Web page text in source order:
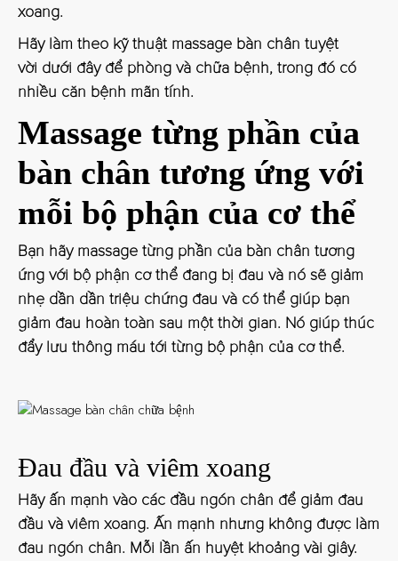
xoang.
Hãy làm theo kỹ thuật massage bàn chân tuyệt
vời dưới đây để phòng và chữa bệnh, trong đó có
nhiều căn bệnh mãn tính.
Massage từng phần của
bàn chân tương ứng với
mỗi bộ phận của cơ thể
Bạn hãy massage từng phần của bàn chân tương
ứng với bộ phận cơ thể đang bị đau và nó sẽ giảm
nhẹ dần dần triệu chứng đau và có thể giúp bạn
giảm đau hoàn toàn sau một thời gian. Nó giúp thúc
đẩy lưu thông máu tới từng bộ phận của cơ thể.
Đau đầu và viêm xoang
Hãy ấn mạnh vào các đầu ngón chân để giảm đau
đầu và viêm xoang. Ấn mạnh nhưng không được làm
đau ngón chân. Mỗi lần ấn huyệt khoảng vài giây.